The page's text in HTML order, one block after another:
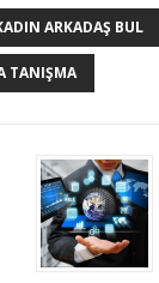
ARKADAŞ BUL
TANIŞMA